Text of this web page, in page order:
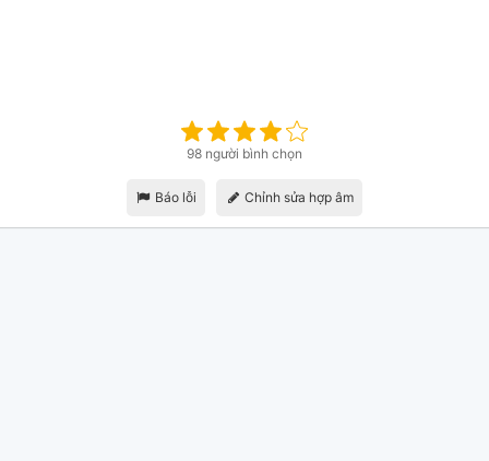
98 người bình chọn
Báo lỗi Chỉnh sửa hợp âm